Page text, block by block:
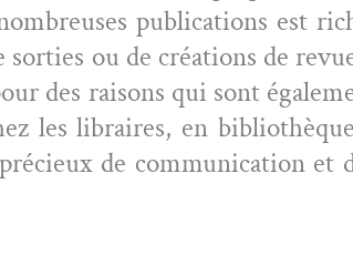
pub­li­ca­tions est
sor­ties ou de créa­tions de
des raisons qui sont
les libraires, en
de com­mu­ni­ca­tion et